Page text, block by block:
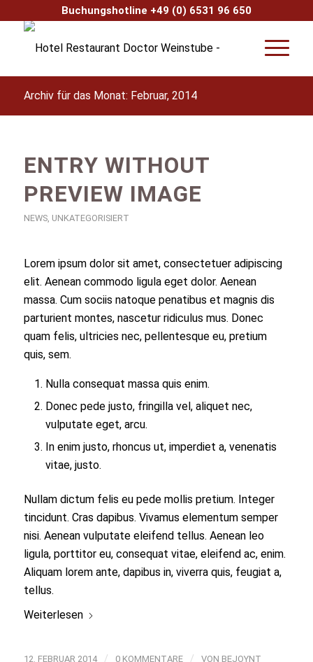
Buchungshotline +49 (0) 6531 96 650
Archiv für das Monat: Februar, 2014
ENTRY WITHOUT
PREVIEW IMAGE
NEWS, UNKATEGORISIERT
Lorem ipsum dolor sit amet, consectetuer adipiscing
elit. Aenean commodo ligula eget dolor. Aenean
massa. Cum sociis natoque penatibus et magnis dis
parturient montes, nascetur ridiculus mus. Donec
quam felis, ultricies nec, pellentesque eu, pretium
quis, sem.
Nulla consequat massa quis enim.
Donec pede justo, fringilla vel, aliquet nec,
vulputate eget, arcu.
In enim justo, rhoncus ut, imperdiet a, venenatis
vitae, justo.
Nullam dictum felis eu pede mollis pretium. Integer
tincidunt. Cras dapibus. Vivamus elementum semper
nisi. Aenean vulputate eleifend tellus. Aenean leo
ligula, porttitor eu, consequat vitae, eleifend ac, enim.
Aliquam lorem ante, dapibus in, viverra quis, feugiat a,
tellus.
Weiterlesen
12. FEBRUAR 2014 / 0 KOMMENTARE / VON BEJOYNT